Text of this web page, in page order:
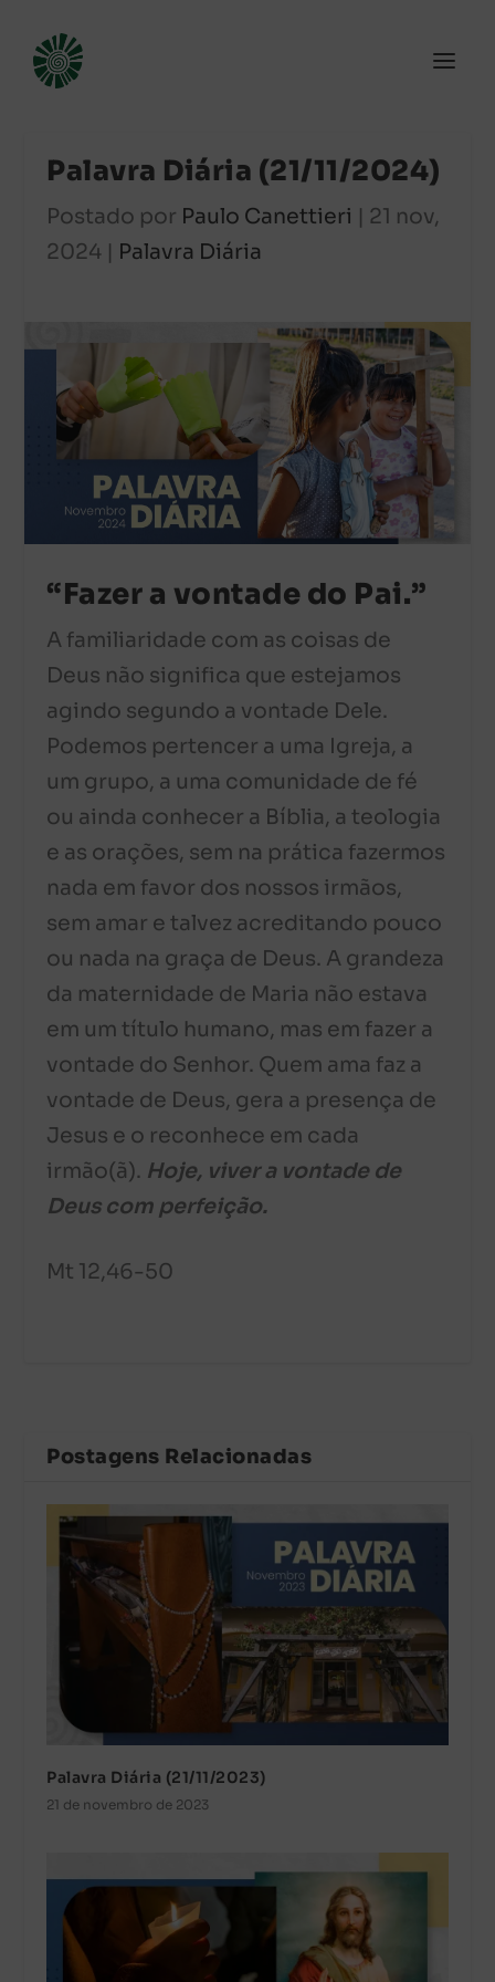
Palavra Diária (21/11/2024)
Postado por Paulo Canettieri | 21 nov,
2024 | Palavra Diária
“Fazer a vontade do Pai.”
A familiaridade com as coisas de
Deus não significa que estejamos
agindo segundo a vontade Dele.
Podemos pertencer a uma Igreja, a
um grupo, a uma comunidade de fé
ou ainda conhecer a Bíblia, a teologia
e as orações, sem na prática fazermos
nada em favor dos nossos irmãos,
sem amar e talvez acreditando pouco
ou nada na graça de Deus. A grandeza
da maternidade de Maria não estava
em um título humano, mas em fazer a
vontade do Senhor. Quem ama faz a
vontade de Deus, gera a presença de
Jesus e o reconhece em cada
irmão(ã). Hoje, viver a vontade de
Deus com perfeição.
Mt 12,46-50
Postagens Relacionadas
Palavra Diária (21/11/2023)
21 de novembro de 2023